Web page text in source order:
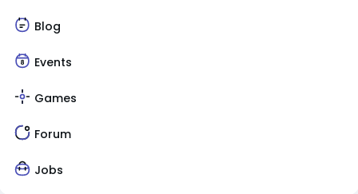
Blog
Events
Games
Forum
Jobs